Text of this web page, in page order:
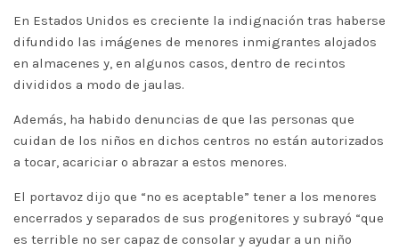
En Estados Unidos es creciente la indignación tras haberse
difundido las imágenes de menores inmigrantes alojados
en almacenes y, en algunos casos, dentro de recintos
divididos a modo de jaulas.
Además, ha habido denuncias de que las personas que
cuidan de los niños en dichos centros no están autorizados
a tocar, acariciar o abrazar a estos menores.
El portavoz dijo que “no es aceptable” tener a los menores
encerrados y separados de sus progenitores y subrayó “que
es terrible no ser capaz de consolar y ayudar a un niño